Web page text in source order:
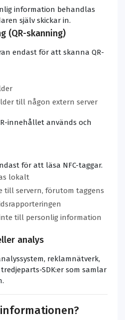
information behandlas
själv skickar in.
(QR-skanning)
endast för att skanna QR-
till någon extern server
innehållet används och
för att läsa NFC-taggar.
lokalt
till servern, förutom taggens
till personlig information
analys
reklamnätverk,
SDK:er som samlar